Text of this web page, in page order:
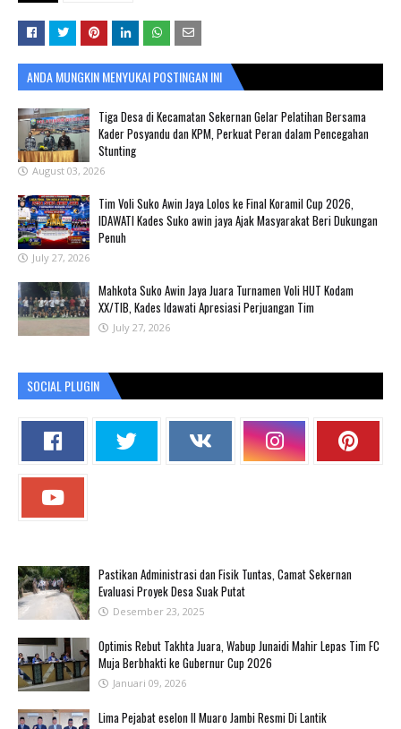
ANDA MUNGKIN MENYUKAI POSTINGAN INI
Tiga Desa di Kecamatan Sekernan Gelar Pelatihan Bersama
Kader Posyandu dan KPM, Perkuat Peran dalam Pencegahan
Stunting
August 03, 2026
Tim Voli Suko Awin Jaya Lolos ke Final Koramil Cup 2026,
IDAWATI Kades Suko awin jaya Ajak Masyarakat Beri Dukungan
Penuh
July 27, 2026
Mahkota Suko Awin Jaya Juara Turnamen Voli HUT Kodam
XX/TIB, Kades Idawati Apresiasi Perjuangan Tim
July 27, 2026
SOCIAL PLUGIN
Pastikan Administrasi dan Fisik Tuntas, Camat Sekernan
Evaluasi Proyek Desa Suak Putat
Desember 23, 2025
Optimis Rebut Takhta Juara, Wabup Junaidi Mahir Lepas Tim FC
Muja Berbhakti ke Gubernur Cup 2026
Januari 09, 2026
Lima Pejabat eselon II Muaro Jambi Resmi Di Lantik